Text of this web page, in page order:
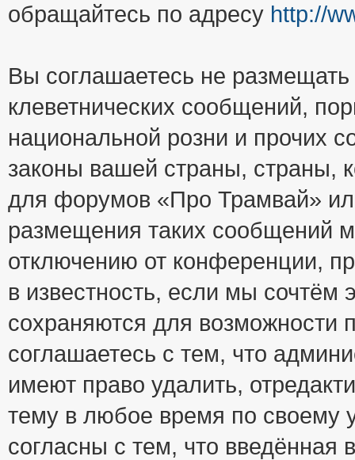
обращайтесь по адресу http://
Вы соглашаетесь не
клеветнических сообщений,
национальной розни и прочих
законы вашей страны, страны,
для форумов «Про Трамвай»
размещения таких сообщений
отключению от конференции,
в известность, если мы
сохраняются для возможности
соглашаетесь с тем, что
имеют право удалить,
тему в любое время по своему
согласны с тем, что